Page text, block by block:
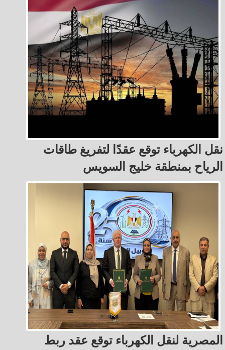
نقل الكهرباء توقع عقدًا لتفريغ طاقات
الرياح بمنطقة خليج السويس
المصرية لنقل الكهرباء توقع عقد ربط